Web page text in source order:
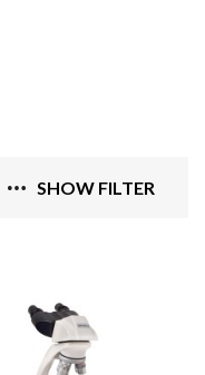
SHOW FILTER